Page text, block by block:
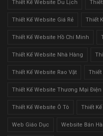
Thiết Kế Website Du Lịch
Thiết Kế Website Giá Rẻ Thiết
Thiết Kế Website Hồ Chí Minh
Thiết Kế Website Nhà Hàng
Thiết Kế Website Rao Vặt Thiết
Thiết Kế Website Thương Mại Điện
Thiết Kế Website Ô Tô Thiết
Web Giáo Dục Website Bán